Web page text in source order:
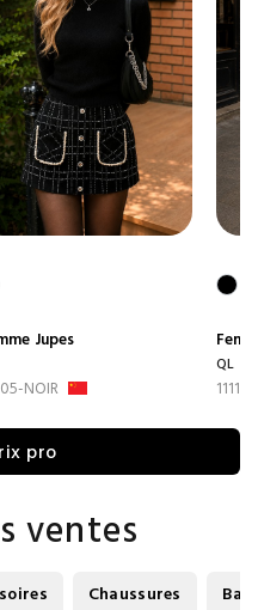
Jupes
NOIR
QL
1111-
pro
ventes
Chaussures